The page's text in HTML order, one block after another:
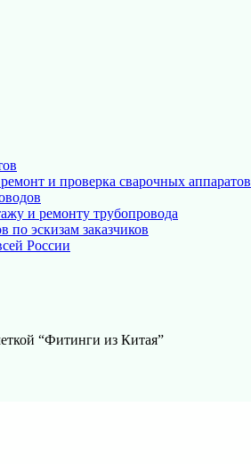
и проверка сварочных аппаратов
и ремонту трубопровода
эскизам заказчиков
России
“Фитинги из Китая”